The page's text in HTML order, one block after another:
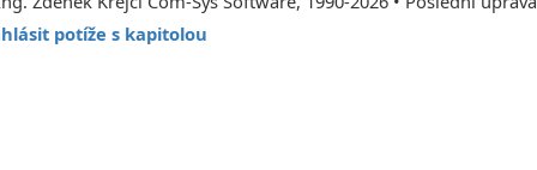
potíže s kapitolou